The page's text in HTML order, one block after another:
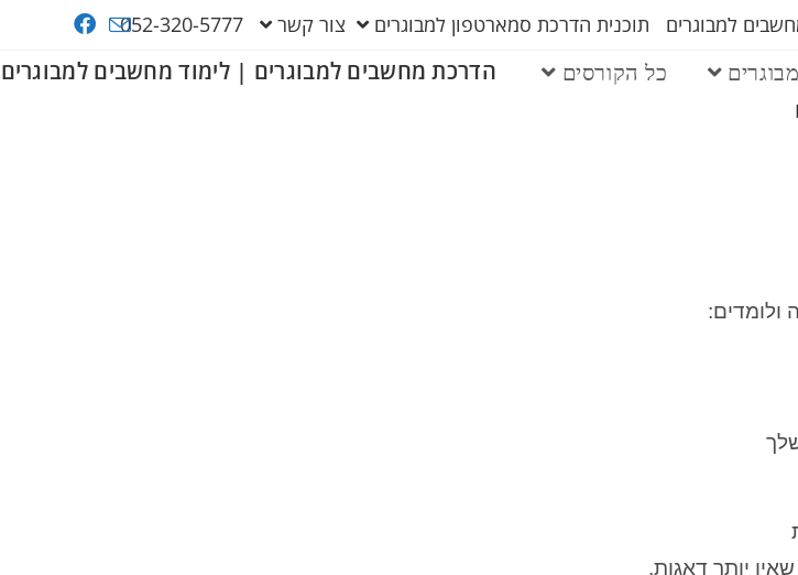
למבוגרים תוכנית הדרכת סמארטפון למבוגרים צור קשר 052-320-5777
הדרכת מחשבים למבוגרים | לימוד מחשבים למבוגרים כל הקורסים
יותר דאגות.